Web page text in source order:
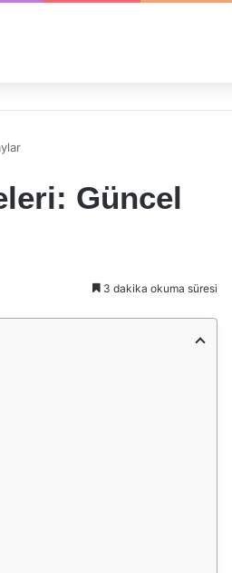
Güncel
3 dakika okuma süresi